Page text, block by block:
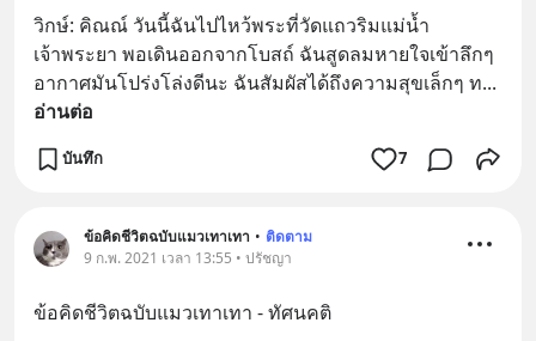
วิกษ์: คิณณ์ วันนี้ฉันไปไหว้พระที่วัดแถวริมแม่น้ำ
เจ้าพระยา พอเดินออกจากโบสถ์ ฉันสูดลมหายใจเข้าลึกๆ
อากาศมันโปร่งโล่งดีนะ ฉันสัมผัสได้ถึงความสุขเล็กๆ ท
อ่านต่อ
บันทึก 7
ข้อคิดชีวิตฉบับแมวเทาเทา • ติดตาม
9 ก.พ. 2021 เวลา 13:55 • ปรัชญา
ข้อคิดชีวิตฉบับแมวเทาเทา - ทัศนคติ